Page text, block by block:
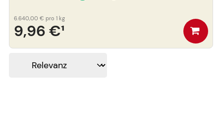
9,96 €¹
6.640,00 € pro 1 kg